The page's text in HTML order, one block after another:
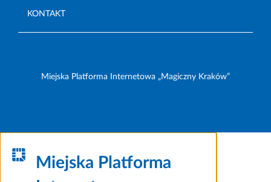
KONTAKT
Miejska Platforma Internetowa „Magiczny Kraków”
Miejska Platforma